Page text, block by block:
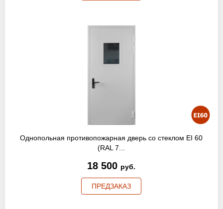
Однопольная противопожарная дверь со стеклом EI 60
(RAL 7...
18 500 руб.
ПРЕДЗАКАЗ